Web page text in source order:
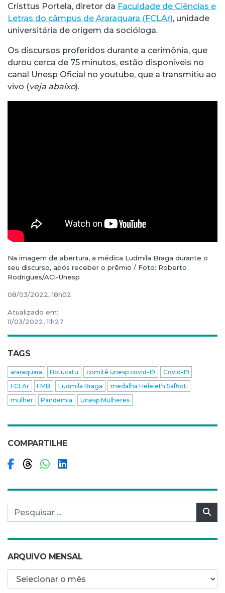
Cristtus Portela, diretor da Faculdade de Ciências e
Letras do câmpus de Araraquara (FCLAr), unidade
universitária de origem da socióloga.
Os discursos proferidos durante a cerimônia, que
durou cerca de 75 minutos, estão disponíveis no
canal Unesp Oficial no youtube, que a transmitiu ao
vivo (veja abaixo).
Na imagem de abertura, a médica Ludmila Braga durante o
seu discurso, após receber o prêmio / Foto: Roberto
Rodrigues/ACI-Unesp
08/03/2022, 18h02
Atualizado em:
11/03/2022, 11h27
TAGS
araraquara Botucatu comitê unesp covid-19
Covid-19
FCLAr
FMB Ludmila Braga
medalha Heleieth Saffioti
mulher
Pandemia Unesp Mulheres
COMPARTILHE
Compartilhar no Facebook
Compartilhar no Threads
Compartilhar no WhatsApp
Compartilhar no LinkedIn
Pesquisar por:
ARQUIVO MENSAL
Arquivo mensal